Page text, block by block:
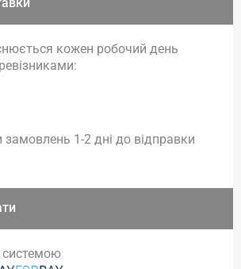
кожен робочий день
замовлень 1-2 дні до відправки
системою